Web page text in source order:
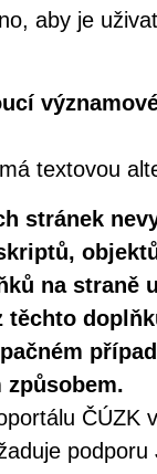
aby je
textovou
stránek
na straně
těchto
ČÚZK
podporu